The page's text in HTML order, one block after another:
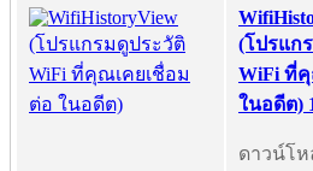
(โปรแก
WiFi ที่
ในอดีต)
ดาวน์โ